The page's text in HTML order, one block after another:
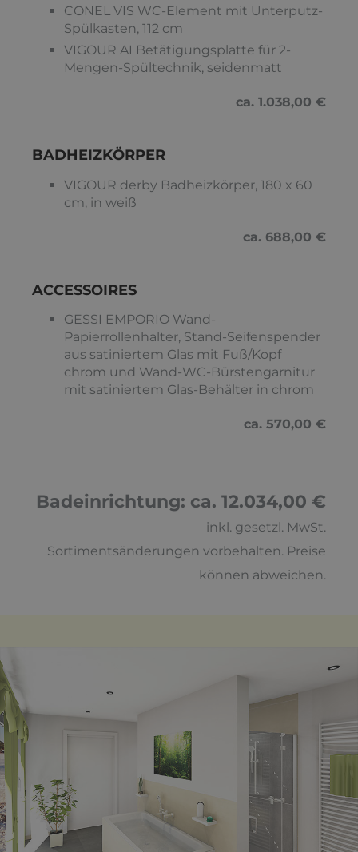
CONEL VIS WC-Element mit Unterputz-
Spülkasten, 112 cm
VIGOUR AI Betätigungsplatte für 2-
Mengen-Spültechnik, seidenmatt
ca. 1.038,00 €
BADHEIZKÖRPER
VIGOUR derby Badheizkörper, 180 x 60
cm, in weiß
ca. 688,00 €
ACCESSOIRES
GESSI EMPORIO Wand-
Papierrollenhalter, Stand-Seifenspender
aus satiniertem Glas mit Fuß/Kopf
chrom und Wand-WC-Bürstengarnitur
mit satiniertem Glas-Behälter in chrom
ca. 570,00 €
Badeinrichtung: ca. 12.034,00 €
inkl. gesetzl. MwSt.
Sortimentsänderungen vorbehalten. Preise
können abweichen.